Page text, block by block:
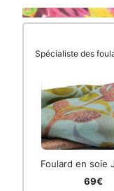
Spécialiste des
Foulard en soie
69€